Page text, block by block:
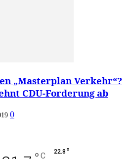
„Masterplan Verkehr“?
CDU-Forderung ab
0
C 22.8 °